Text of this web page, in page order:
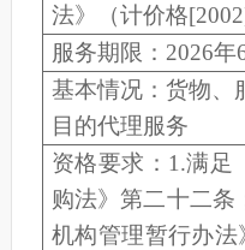
法》（计价格
服务期限 ： 2026年
基本情况： 货物、
目的代理服务
资格要求 ： 1.满足
购法》第二十二条
机构管理暂行办法